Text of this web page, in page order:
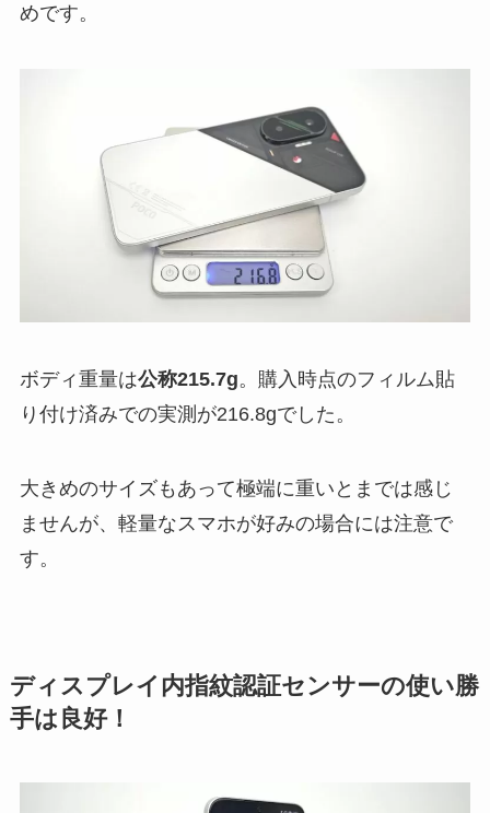
めです。
ボディ重量は公称215.7g。購入時点のフィルム貼
り付け済みでの実測が216.8gでした。
大きめのサイズもあって極端に重いとまでは感じ
ませんが、軽量なスマホが好みの場合には注意で
す。
ディスプレイ内指紋認証センサーの使い勝
手は良好！